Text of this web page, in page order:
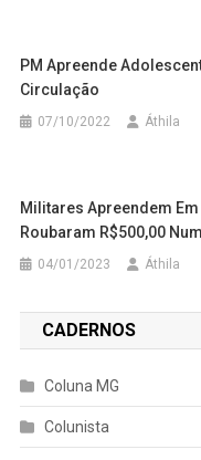
PM Apreende
Circulação
07/10/2022 Áthila
Militares Apreendem
Roubaram R$500,00
04/01/2023 Áthila
CADERNOS
Coluna MG
Colunista